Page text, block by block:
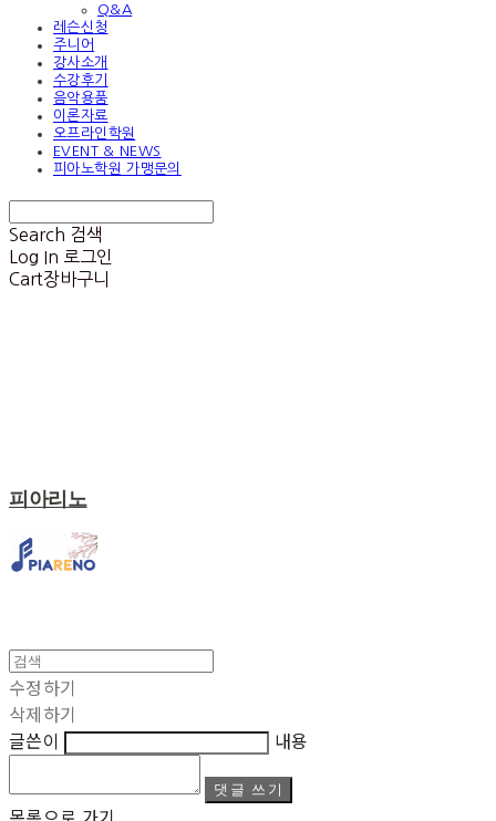
Q&A
레슨신청
주니어
강사소개
수강후기
음악용품
이론자료
오프라인학원
EVENT & NEWS
피아노학원 가맹문의
Search 검색
Log In 로그인
Cart장바구니
피아리노
수정하기
삭제하기
글쓴이
내용
댓글 쓰기